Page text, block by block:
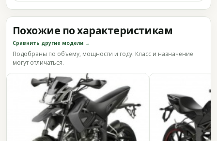
Похожие по характеристикам
Сравнить другие модели →
Подобраны по объёму, мощности и году. Класс и назначение
могут отличаться.